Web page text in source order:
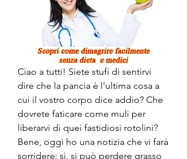
Ciao a tutti! Siete stufi di sentirvi
dire che la pancia è l'ultima cosa a
cui il vostro corpo dice addio? Che
dovrete faticare come muli per
liberarvi di quei fastidiosi rotolini?
Bene, oggi ho una notizia che vi farà
sorridere: sì, si può perdere grasso